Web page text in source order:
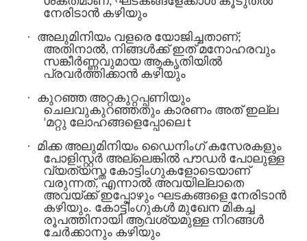
നേരിടാൻ കഴിയും
·
അലുമിനിയം വളരെ യോജിച്ചതാണ്;
അതിനാൽ, നിങ്ങൾക്ക് ഇത് മനോഹരവും
സങ്കീർണ്ണവുമായ ആകൃതിയിൽ
പ്രവർത്തിക്കാൻ കഴിയും
·
കുറഞ്ഞ അറ്റകുറ്റപ്പണിയും
ചെലവുകുറഞ്ഞതും കാരണം അത് ഇല്ല
’മറ്റു ലോഹങ്ങളെപ്പോലെ t
·
മിക്ക അലുമിനിയം ഡൈനിംഗ് കസേരകളും
പോളിസ്റ്റർ അല്ലെങ്കിൽ പൗഡർ പോലുള്ള
വ്യത്യസ്ത കോട്ടിംഗുകളോടെയാണ്
വരുന്നത്, എന്നാൽ അവയില്ലാതെ
അവയ്ക്ക് ഇപ്പോഴും ഘടകങ്ങളെ നേരിടാൻ
കഴിയും. കോട്ടിംഗുകൾ മുഖേന മികച്ച
രൂപത്തിനായി ആവശ്യമുള്ള നിറങ്ങൾ
ചേർക്കാനും കഴിയും